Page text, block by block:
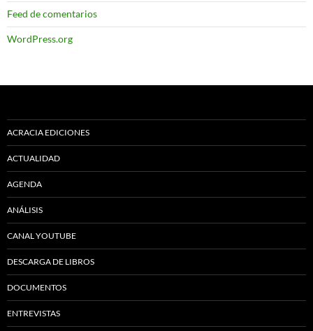
Feed de comentarios
WordPress.org
ACRACIA EDICIONES
ACTUALIDAD
AGENDA
ANÁLISIS
CANAL YOUTUBE
DESCARGA DE LIBROS
DOCUMENTOS
ENTREVISTAS